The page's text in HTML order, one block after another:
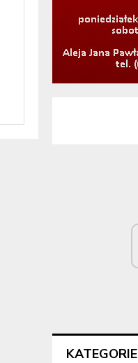
KATEGORIE